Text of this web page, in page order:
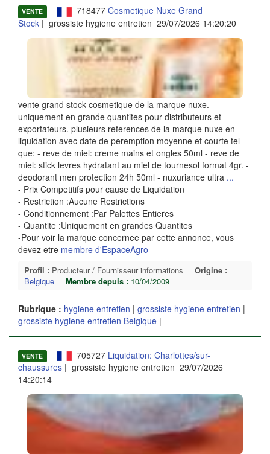
VENTE 718477 Cosmetique Nuxe Grand
Stock | grossiste hygiene entretien 29/07/2026 14:20:20
vente grand stock cosmetique de la marque nuxe.
uniquement en grande quantites pour distributeurs et
exportateurs. plusieurs references de la marque nuxe en
liquidation avec date de peremption moyenne et courte tel
que: - reve de miel: creme mains et ongles 50ml - reve de
miel: stick levres hydratant au miel de tournesol format 4gr. -
deodorant men protection 24h 50ml - nuxuriance ultra ...
- Prix Competitifs pour cause de Liquidation
- Restriction :Aucune Restrictions
- Conditionnement :Par Palettes Entieres
- Quantite :Uniquement en grandes Quantites
-Pour voir la marque concernee par cette annonce, vous
devez etre membre d'EspaceAgro
Profil : Producteur / Fournisseur informations
Origine :
Belgique
Membre depuis : 10/04/2009
Rubrique : hygiene entretien | grossiste hygiene entretien |
grossiste hygiene entretien Belgique |
VENTE 705727 Liquidation: Charlottes/sur-
chaussures | grossiste hygiene entretien 29/07/2026
14:20:14